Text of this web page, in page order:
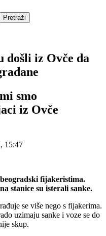
Pretraži
došli iz Ovče da
smo
iz Ovče
15:47
fijakeristima.
stanice su isterali sanke.
se više nego s fijakerima.
uzimaju sanke i voze se do
skup.